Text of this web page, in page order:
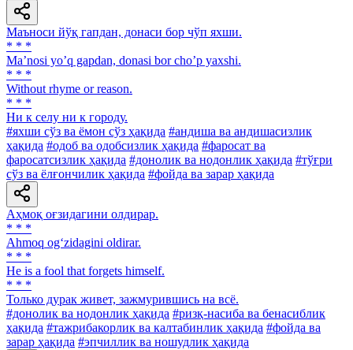
Маъноси йўқ гапдан, донаси бор чўп яхши.
* * *
Maʼnosi yoʼq gapdan, donasi bor choʼp yaxshi.
* * *
Without rhyme or reason.
* * *
Ни к селу ни к городу.
#яхши сўз ва ёмон сўз ҳақида #андиша ва андишасизлик
ҳақида #одоб ва одобсизлик ҳақида #фаросат ва
фаросатсизлик ҳақида #донолик ва нодонлик ҳақида #тўғри
сўз ва ёлғончилик ҳақида #фойда ва зарар ҳақида
Аҳмоқ оғзидагини олдирар.
* * *
Ahmoq og‘zidagini oldirar.
* * *
He is a fool that forgets himself.
* * *
Только дурак живет, зажмурившись на всё.
#донолик ва нодонлик ҳақида #ризқ-насиба ва бенасиблик
ҳақида #тажрибакорлик ва калтабинлик ҳақида #фойда ва
зарар ҳақида #эпчиллик ва ношудлик ҳақида